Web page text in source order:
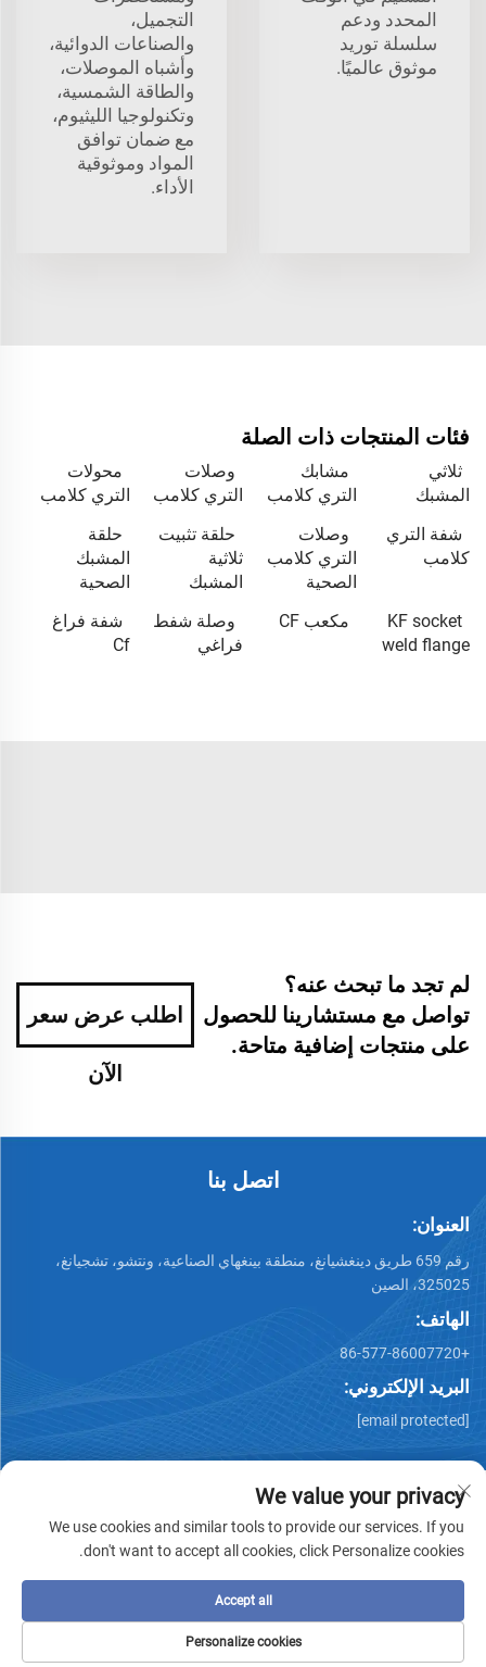
المحدد ودعم
سلسلة توريد
موثوق عالميًا.
التجميل،
والصناعات الدوائية،
وأشباه الموصلات،
والطاقة الشمسية،
وتكنولوجيا الليثيوم،
مع ضمان توافق
المواد وموثوقية
الأداء.
فئات المنتجات ذات الصلة
ثلاثي
المشبك
مشابك
التري كلامب
وصلات
التري كلامب
محولات
التري كلامب
شفة التري
كلامب
وصلات
التري كلامب
الصحية
حلقة تثبيت
ثلاثية
المشبك
حلقة
المشبك
الصحية
KF socket
weld flange
مكعب CF
وصلة شفط
فراغي
شفة فراغ
Cf
لم تجد ما تبحث عنه؟
تواصل مع مستشارينا للحصول
على منتجات إضافية متاحة.
اطلب عرض سعر
الآن
اتصل بنا
العنوان:
رقم 659 طريق دينغشيانغ، منطقة بينغهاي الصناعية، ونتشو، تشجيانغ،
325025، الصين
الهاتف:
+86-577-86007720
البريد الإلكتروني:
[email protected]
سياسة الخصوصية- مدونة
We value your privacy
We use cookies and similar tools to provide our services. If you
don't want to accept all cookies, click Personalize cookies.
Personalize cookies
Accept all